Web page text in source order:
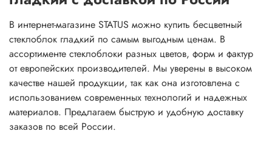
В интернет-магазине STATUS можно купить бесцветный
стеклоблок гладкий по самым выгодным ценам. В
ассортименте стеклоблоки разных цветов, форм и фактур
от европейских производителей. Мы уверены в высоком
качестве нашей продукции, так как она изготовлена с
использованием современных технологий и надежных
материалов. Предлагаем быструю и удобную доставку
заказов по всей России.